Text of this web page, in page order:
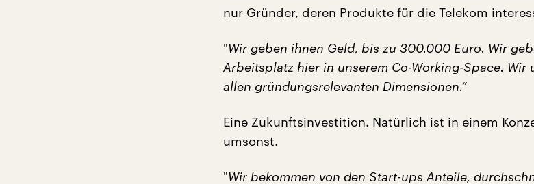
nur Gründer, deren Produkte für die Telekom
"Wir geben ihnen Geld, bis zu 300.000 Euro. Wir
Arbeitsplatz hier in unserem Co-Working-Space. Wir
allen gründungsrelevanten Dimensionen.“
Eine Zukunftsinvestition. Natürlich ist in einem
umsonst.
"Wir bekommen von den Start-ups Anteile,